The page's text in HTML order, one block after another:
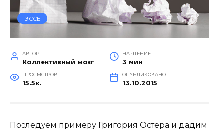
ЭССЕ
АВТОР
Коллективный мозг
НА ЧТЕНИЕ
3 мин
ПРОСМОТРОВ
15.5к.
ОПУБЛИКОВАНО
13.10.2015
Последуем примеру Григория Остера и дадим